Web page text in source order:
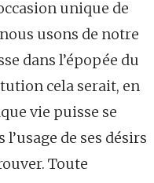
unique de
usons de notre
dans l’épopée du
cela serait, en
vie puisse se
de ses désirs
Toute